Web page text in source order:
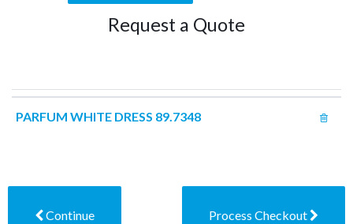
Request a Quote
PARFUM WHITE DRESS 89.7348
Continue Process Checkout